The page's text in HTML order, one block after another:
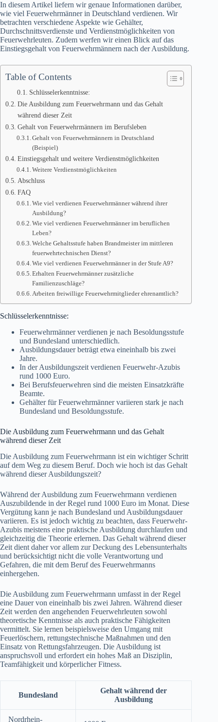
In diesem Artikel liefern wir genaue Informationen darüber,
wie viel Feuerwehrmänner in Deutschland verdienen. Wir
betrachten verschiedene Aspekte wie Gehälter,
Durchschnittsverdienste und Verdienstmöglichkeiten von
Feuerwehrleuten. Zudem werfen wir einen Blick auf das
Einstiegsgehalt von Feuerwehrmännern nach der Ausbildung.
Table of Contents
Schlüsselerkenntnisse:
Die Ausbildung zum Feuerwehrmann und das Gehalt
während dieser Zeit
Gehalt von Feuerwehrmännern im Berufsleben
Gehalt von Feuerwehrmännern in Deutschland
(Beispiel)
Einstiegsgehalt und weitere Verdienstmöglichkeiten
Weitere Verdienstmöglichkeiten
Abschluss
FAQ
Wie viel verdienen Feuerwehrmänner während ihrer
Ausbildung?
Wie viel verdienen Feuerwehrmänner im beruflichen
Leben?
Welche Gehaltsstufe haben Brandmeister im mittleren
feuerwehrtechnischen Dienst?
Wie viel verdienen Feuerwehrmänner in der Stufe A9?
Erhalten Feuerwehrmänner zusätzliche
Familienzuschläge?
Arbeiten freiwillige Feuerwehrmitglieder ehrenamtlich?
Schlüsselerkenntnisse:
Feuerwehrmänner verdienen je nach Besoldungsstufe
und Bundesland unterschiedlich.
Ausbildungsdauer beträgt etwa eineinhalb bis zwei
Jahre.
In der Ausbildungszeit verdienen Feuerwehr-Azubis
rund 1000 Euro.
Bei Berufsfeuerwehren sind die meisten Einsatzkräfte
Beamte.
Gehälter für Feuerwehrmänner variieren stark je nach
Bundesland und Besoldungsstufe.
Die Ausbildung zum Feuerwehrmann und das Gehalt
während dieser Zeit
Die Ausbildung zum Feuerwehrmann ist ein wichtiger Schritt
auf dem Weg zu diesem Beruf. Doch wie hoch ist das Gehalt
während dieser Ausbildungszeit?
Während der Ausbildung zum Feuerwehrmann verdienen
Auszubildende in der Regel rund 1000 Euro im Monat. Diese
Vergütung kann je nach Bundesland und Ausbildungsdauer
variieren. Es ist jedoch wichtig zu beachten, dass Feuerwehr-
Azubis meistens eine praktische Ausbildung durchlaufen und
gleichzeitig die Theorie erlernen. Das Gehalt während dieser
Zeit dient daher vor allem zur Deckung des Lebensunterhalts
und berücksichtigt nicht die volle Verantwortung und
Gefahren, die mit dem Beruf des Feuerwehrmanns
einhergehen.
Die Ausbildung zum Feuerwehrmann umfasst in der Regel
eine Dauer von eineinhalb bis zwei Jahren. Während dieser
Zeit werden den angehenden Feuerwehrleuten sowohl
theoretische Kenntnisse als auch praktische Fähigkeiten
vermittelt. Sie lernen beispielsweise den Umgang mit
Feuerlöschern, rettungstechnische Maßnahmen und den
Einsatz von Rettungsfahrzeugen. Die Ausbildung ist
anspruchsvoll und erfordert ein hohes Maß an Disziplin,
Teamfähigkeit und körperlicher Fitness.
Bundesland
Gehalt während der
Ausbildung
Nordrhein-